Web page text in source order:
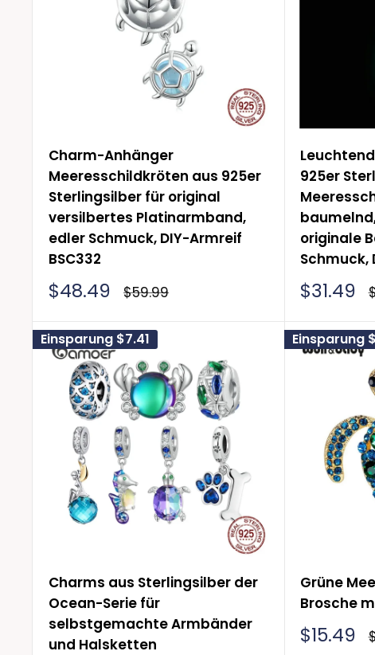
Auf der Suche nach
Wenn Sie die Symbolik der
Meerjungfrauen-Armbänder
?
Sinnlichkeit und fürsorglichen Geist. Es ist
Geschlecht. Wenn Ihnen dieses Symbol
zurückkehren, um das Symbol zu
Charm-Anhänger
Meeresschildkröten aus 925er
Sterlingsilber für original
versilbertes Platinarmband,
edler Schmuck, DIY-Armreif
BSC332
Sonderpreis
$48.49 Normalpreis
$59.99
925er
originale
Schmuck,
$31.49
Einsparung $7.41
Charms aus Sterlingsilber der
Ocean-Serie für
selbstgemachte Armbänder
und Halsketten
Einsparung
Grüne
Brosche
$15.49